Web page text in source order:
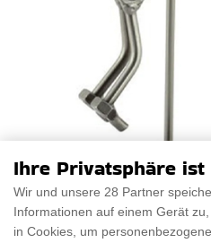
Ihre Privatsphäre
Wir und unsere 28 Partner
Informationen auf einem Gerät
in Cookies, um